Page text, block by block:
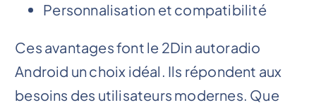
Personnalisation et compatibilité
Ces avantages font le 2Din autoradio
Android un choix idéal. Ils répondent aux
besoins des utilisateurs modernes. Que